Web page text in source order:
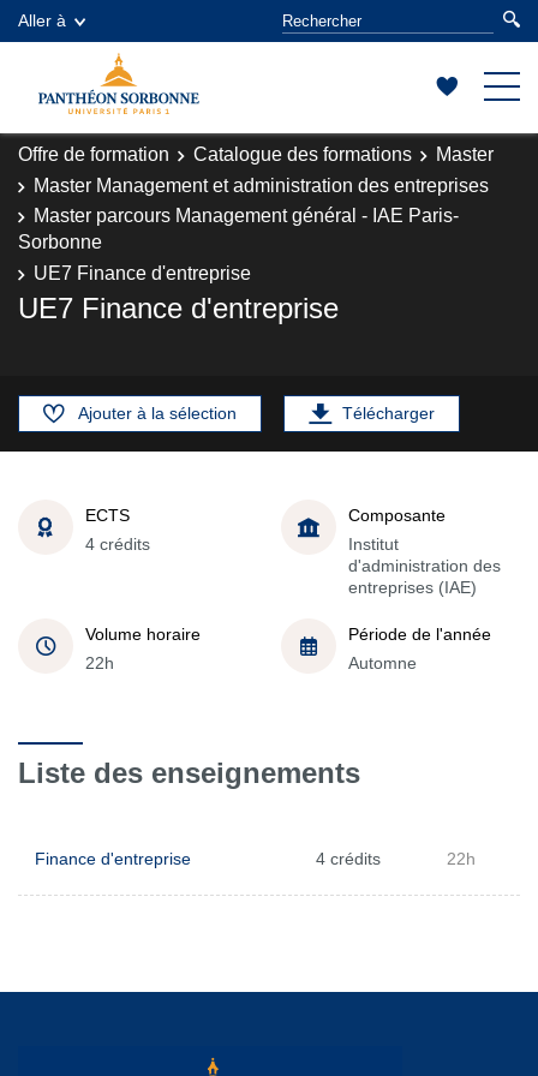
Aller à
Offre de formation Catalogue des formations
Master
Master Management et administration des entreprises
Master parcours Management général - IAE Paris-
Sorbonne
UE7 Finance d'entreprise
UE7 Finance d'entreprise
Ajouter à la sélection Télécharger
ECTS
4 crédits
Composante
Institut
d'administration des
entreprises (IAE)
Volume horaire
22h
Période de l'année
Automne
Liste des enseignements
Finance d'entreprise 4 crédits 22h